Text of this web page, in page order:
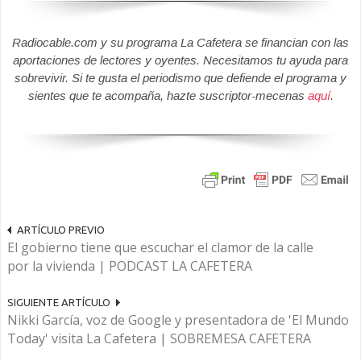
Radiocable.com y su programa La Cafetera se financian con las
aportaciones de lectores y oyentes. Necesitamos tu ayuda para
sobrevivir. Si te gusta el periodismo que defiende el programa y
sientes que te acompaña, hazte suscriptor-mecenas aquí.
ARTÍCULO PREVIO
El gobierno tiene que escuchar el clamor de la calle
por la vivienda | PODCAST LA CAFETERA
SIGUIENTE ARTÍCULO
Nikki García, voz de Google y presentadora de 'El Mundo
Today' visita La Cafetera | SOBREMESA CAFETERA